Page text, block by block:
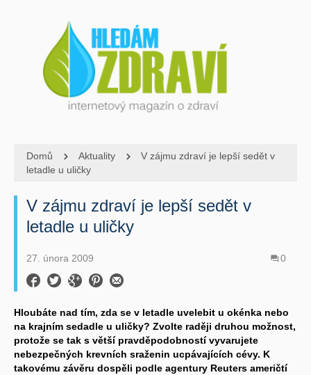
Domů Aktuality
V zájmu zdraví je lepší sedět v
letadle u uličky
V zájmu zdraví je lepší sedět v
letadle u uličky
27. února 2009 0
Hloubáte nad tím, zda se v letadle uvelebit u okénka nebo
na krajním sedadle u uličky? Zvolte raději druhou možnost,
protože se tak s větší pravděpodobností vyvarujete
nebezpečných krevních sraženin ucpávajících cévy. K
takovému závěru dospěli podle agentury Reuters američtí